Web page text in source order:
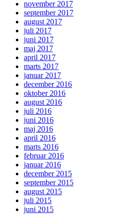
november 2017
september 2017
august 2017
juli 2017
juni 2017
maj 2017
april 2017
marts 2017
januar 2017
december 2016
oktober 2016
august 2016
juli 2016
juni 2016
maj 2016
april 2016
marts 2016
februar 2016
januar 2016
december 2015
september 2015
august 2015
juli 2015
juni 2015